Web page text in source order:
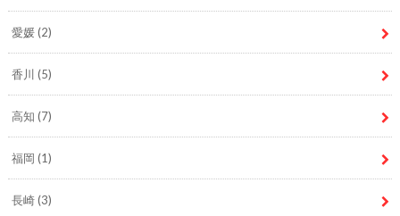
愛媛(2)
香川 (5)
高知 (7)
福岡 (1)
長崎(3)